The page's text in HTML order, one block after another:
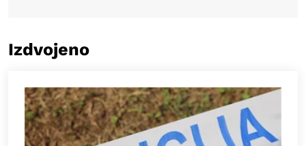
Izdvojeno